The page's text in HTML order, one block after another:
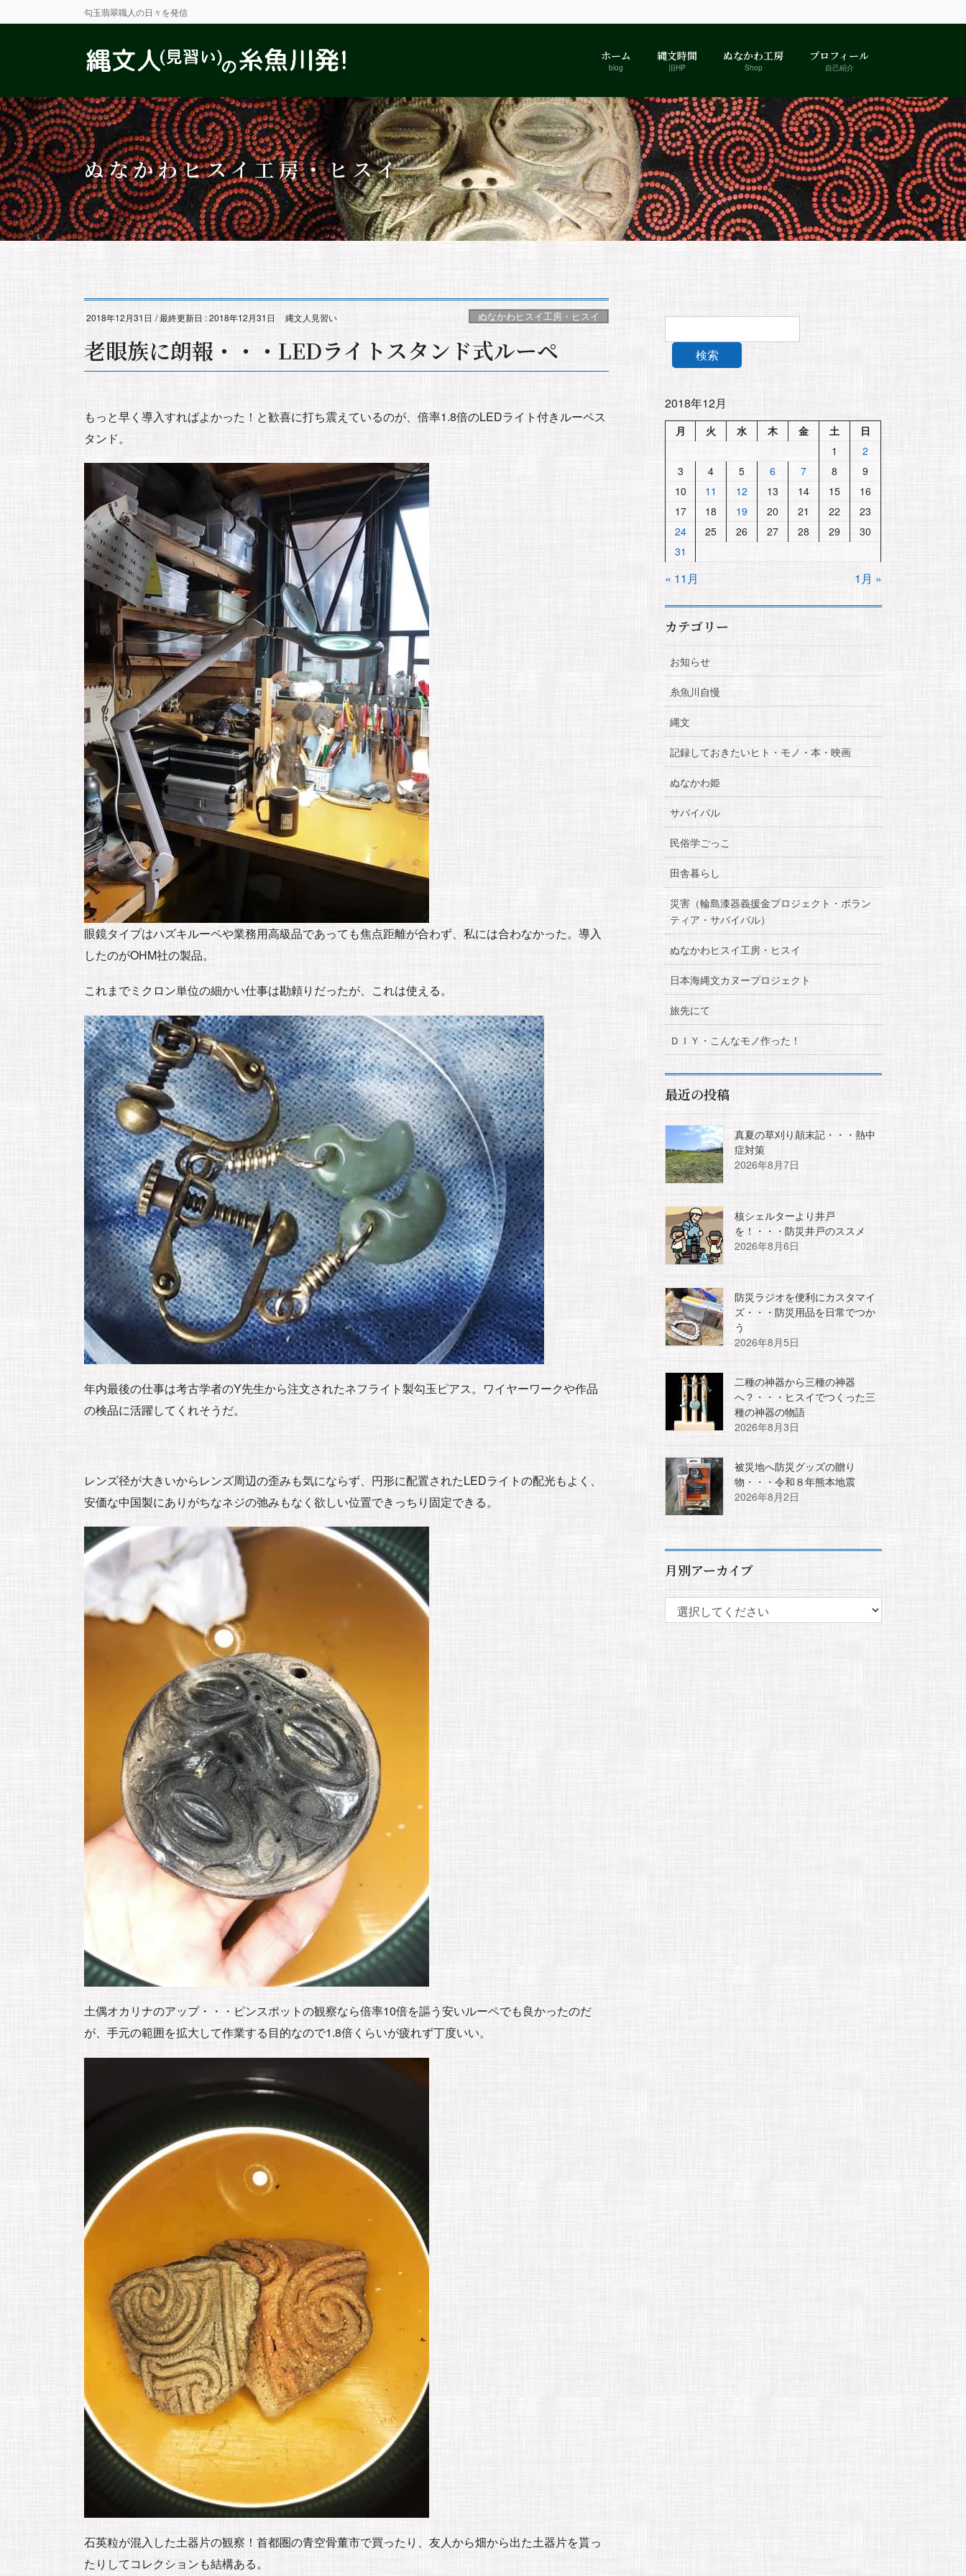
勾玉翡翠職人の日々を発信
ホーム
blog
縄文時間
旧HP
ぬなかわ工房
Shop
プロフィール
自己紹介
ぬなかわヒスイ工房・ヒスイ
2018年12月31日 / 最終更新日 :2018年12月31日 縄文人見習い ぬなかわヒスイ工房・ヒスイ
老眼族に朗報・・・LEDライトスタンド式ルーペ
もっと早く導入すればよかった！と歓喜に打ち震えているのが、倍率1.8倍のLEDライト付きルーペス
タンド。
眼鏡タイプはハズキルーペや業務用高級品であっても焦点距離が合わず、私には合わなかった。導入
したのがOHM社の製品。
これまでミクロン単位の細かい仕事は勘頼りだったが、これは使える。
年内最後の仕事は考古学者のY先生から注文されたネフライト製勾玉ピアス。ワイヤーワークや作品
の検品に活躍してくれそうだ。
レンズ径が大きいからレンズ周辺の歪みも気にならず、円形に配置されたLEDライトの配光もよく、
安価な中国製にありがちなネジの弛みもなく欲しい位置できっちり固定できる。
土偶オカリナのアップ・・・ピンスポットの観察なら倍率10倍を謳う安いルーペでも良かったのだ
が、手元の範囲を拡大して作業する目的なので1.8倍くらいが疲れず丁度いい。
石英粒が混入した土器片の観察！首都圏の青空骨董市で買ったり、友人から畑から出た土器片を貰っ
たりしてコレクションも結構ある。
検索
2018年12月
月 火 水 木 金 土
日
1
2
3
4 5 6 7 8
9
10
11 12 13 14 15
16
17
18 19 20 21 22
23
24
25 26 27 28 29
30
31
« 11月 1月 »
カテゴリー
お知らせ
糸魚川自慢
縄文
記録しておきたいヒト・モノ・本・映画
ぬなかわ姫
サバイバル
民俗学ごっこ
田舎暮らし
災害（輪島漆器義援金プロジェクト・ボラン
ティア・サバイバル）
ぬなかわヒスイ工房・ヒスイ
日本海縄文カヌープロジェクト
旅先にて
ＤＩＹ・こんなモノ作った！
最近の投稿
真夏の草刈り顛末記・・・熱中
症対策
2026年8月7日
核シェルターより井戸
を！・・・防災井戸のススメ
2026年8月6日
防災ラジオを便利にカスタマイ
ズ・・・防災用品を日常でつか
う
2026年8月5日
二種の神器から三種の神器
へ？・・・ヒスイでつくった三
種の神器の物語
2026年8月3日
被災地へ防災グッズの贈り
物・・・令和８年熊本地震
2026年8月2日
月別アーカイブ